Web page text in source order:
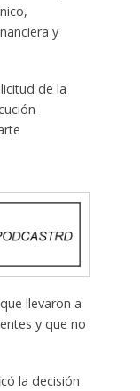
y
de la
llevaron a
y que no
la decisión